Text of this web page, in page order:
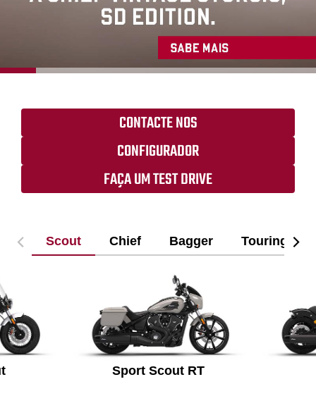
CONTACTE NOS
CONFIGURADOR
FAÇA UM TEST DRIVE
Scout Chief Bagger Touring
Sport Scout RT